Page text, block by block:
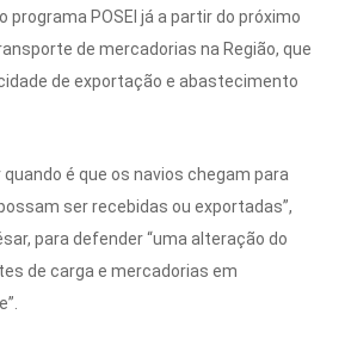
programa POSEI já a partir do próximo
de mercadorias na Região, que
de exportação e abastecimento
é que os navios chegam para
ser recebidas ou exportadas”,
para defender “uma alteração do
de carga e mercadorias em